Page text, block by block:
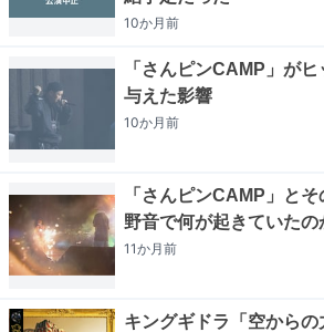
10か月前
「さんピンCAMP」が
与えた影響
10か月前
「さんピンCAMP」と
野音で何が起きていたの
11か月前
キングギドラ「空から